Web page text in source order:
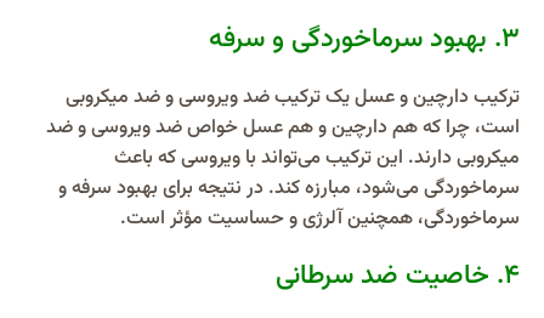
3. بهبود سرماخوردگی و سرفه
ترکیب دارچین و عسل یک ترکیب ضد ویروسی و ضد میکروبی
است، چرا که هم دارچین و هم عسل خواص ضد ویروسی و ضد
میکروبی دارند. این ترکیب می‌تواند با ویروسی که باعث
سرماخوردگی می‌شود، مبارزه کند. در نتیجه برای بهبود سرفه و
سرماخوردگی، همچنین آلرژی و حساسیت مؤثر است.
4. خاصیت ضد سرطانی